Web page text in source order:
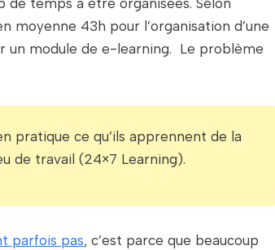
moyenne 43h pour l’organisation d’une
module de e-learning. Le problème
pratique ce qu’ils apprennent de la
de travail (24×7 Learning).
parfois pas, c’est parce que beaucoup